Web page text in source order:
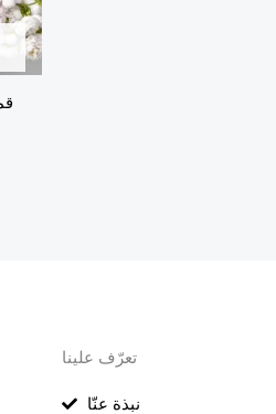
تعرّف علينا
نبذة عنّا